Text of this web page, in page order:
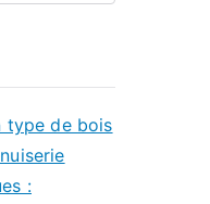
type de bois
: